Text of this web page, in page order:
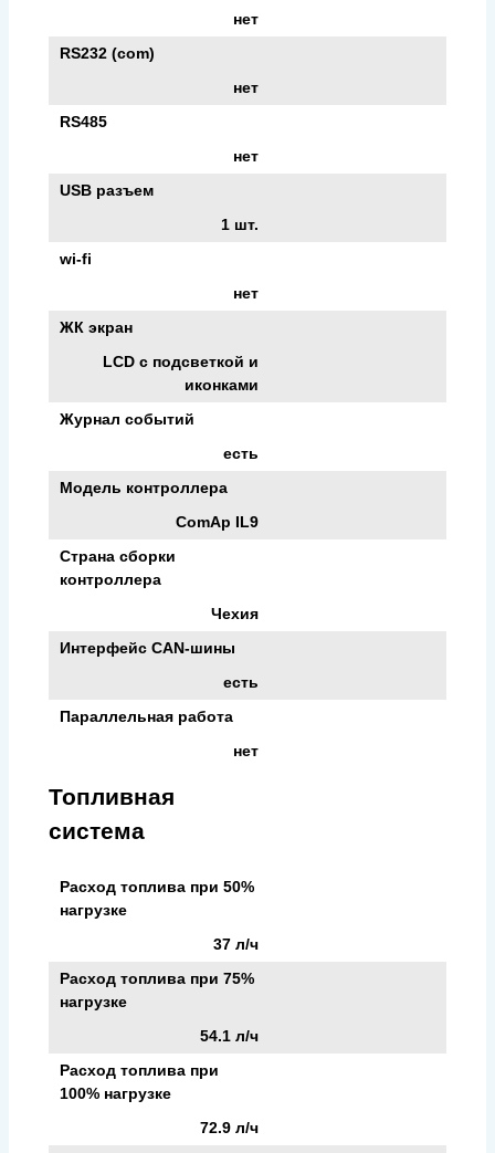
нет
RS232 (com)
нет
RS485
нет
USB разъем
1 шт.
wi-fi
нет
ЖК экран
LCD с подсветкой и
иконками
Журнал событий
есть
Модель контроллера
ComAp IL9
Страна сборки
контроллера
Чехия
Интерфейс CAN-шины
есть
Параллельная работа
нет
Топливная
система
Расход топлива при 50%
нагрузке
37 л/ч
Расход топлива при 75%
нагрузке
54.1 л/ч
Расход топлива при
100% нагрузке
72.9 л/ч